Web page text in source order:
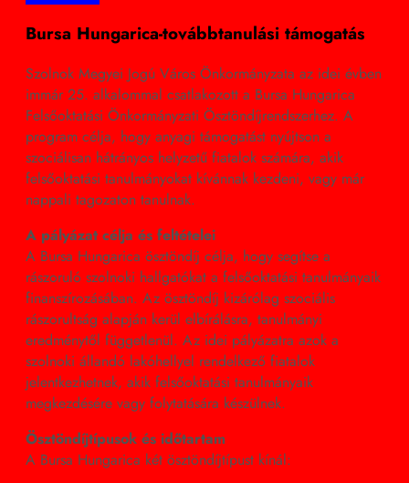
Bursa Hungarica-továbbtanulási támogatás
Szolnok Megyei Jogú Város Önkormányzata az idei évben
immár 25. alkalommal csatlakozott a Bursa Hungarica
Felsőoktatási Önkormányzati Ösztöndíjrendszerhez. A
program célja, hogy anyagi támogatást nyújtson a
szociálisan hátrányos helyzetű fiatalok számára, akik
felsőoktatási tanulmányokat kívánnak kezdeni, vagy már
nappali tagozaton tanulnak.
A pályázat célja és feltételei
A Bursa Hungarica ösztöndíj célja, hogy segítse a
rászoruló szolnoki hallgatókat a felsőoktatási tanulmányaik
finanszírozásában. Az ösztöndíj kizárólag szociális
rászorultság alapján kerül elbírálásra, tanulmányi
eredménytől függetlenül. Az idei pályázatra azok a
szolnoki állandó lakóhellyel rendelkező fiatalok
jelentkezhetnek, akik felsőoktatási tanulmányaik
megkezdésére vagy folytatására készülnek.
Ösztöndíjtípusok és időtartam
A Bursa Hungarica két ösztöndíjtípust kínál: